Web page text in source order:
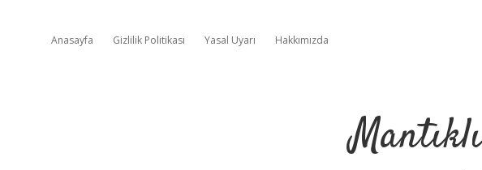
Anasayfa Gizlilik Politikası Yasal Uyarı Hakkımızda